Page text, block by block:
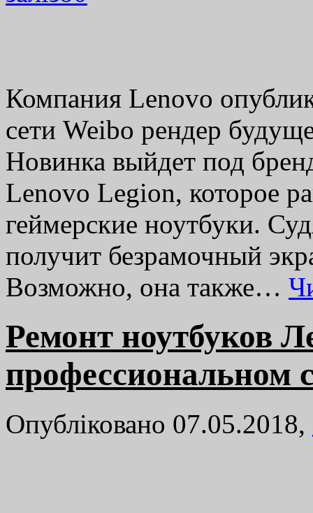
Компания Lenovo
сети Weibo рендер
Новинка выйдет под
Lenovo Legion, которое
геймерские ноутбуки.
получит безрамочный
Возможно, она также…
Ремонт ноутбуков
профессиональном
Опубліковано 07.05.2018,